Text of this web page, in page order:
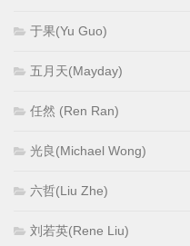
于果(Yu Guo)
五月天(Mayday)
任然 (Ren Ran)
光良(Michael Wong)
六哲(Liu Zhe)
刘若英(Rene Liu)